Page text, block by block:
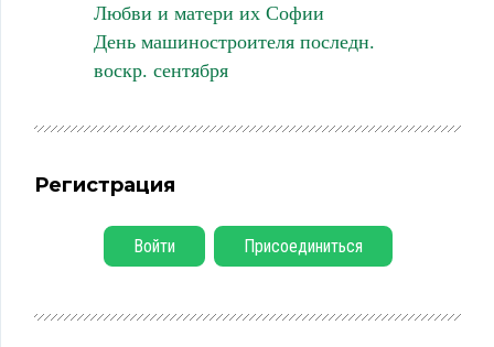
Любви и матери их Софии
День машиностроителя последн.
воскр. сентября
Регистрация
Войти Присоединиться